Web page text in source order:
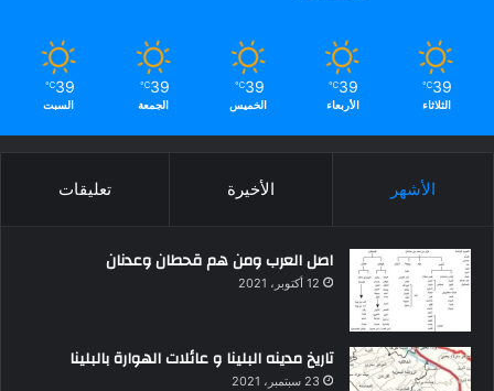
39
℃
الثلاثاء
39
℃
الأربعاء
39
℃
الخميس
39
℃
الجمعة
39
℃
السبت
الأشهر الأخيرة تعليقات
اصل العرب ومن هم قحطان وعدنان
12 أكتوبر، 2021
تاريخ مدينه البلينا و عائلات الهوارة بالبلينا
23 سبتمبر، 2021